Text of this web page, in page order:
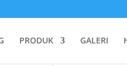
PRODUK GALERI